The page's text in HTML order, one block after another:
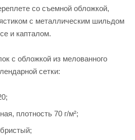
со съемной обложкой,
с металлическим шильдом
и капталом.
с обложкой из мелованного
сетки:
плотность 70 г/м²;